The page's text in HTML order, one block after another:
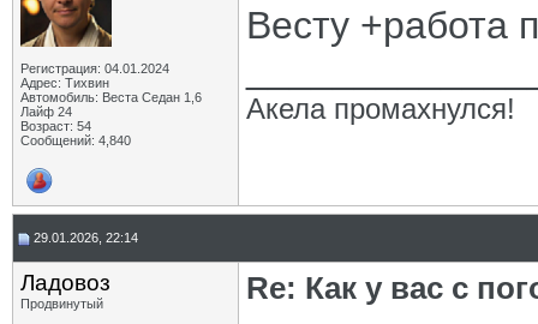
Регистрация: 04.01.2024
Адрес: Тихвин
Автомобиль: Веста Седан 1,6
Лайф 24
Возраст: 54
Сообщений: 4,840
Весту +работа
Акела промахнулся!
29.01.2026, 22:14
Ладовоз
Продвинутый
Re: Как у вас с